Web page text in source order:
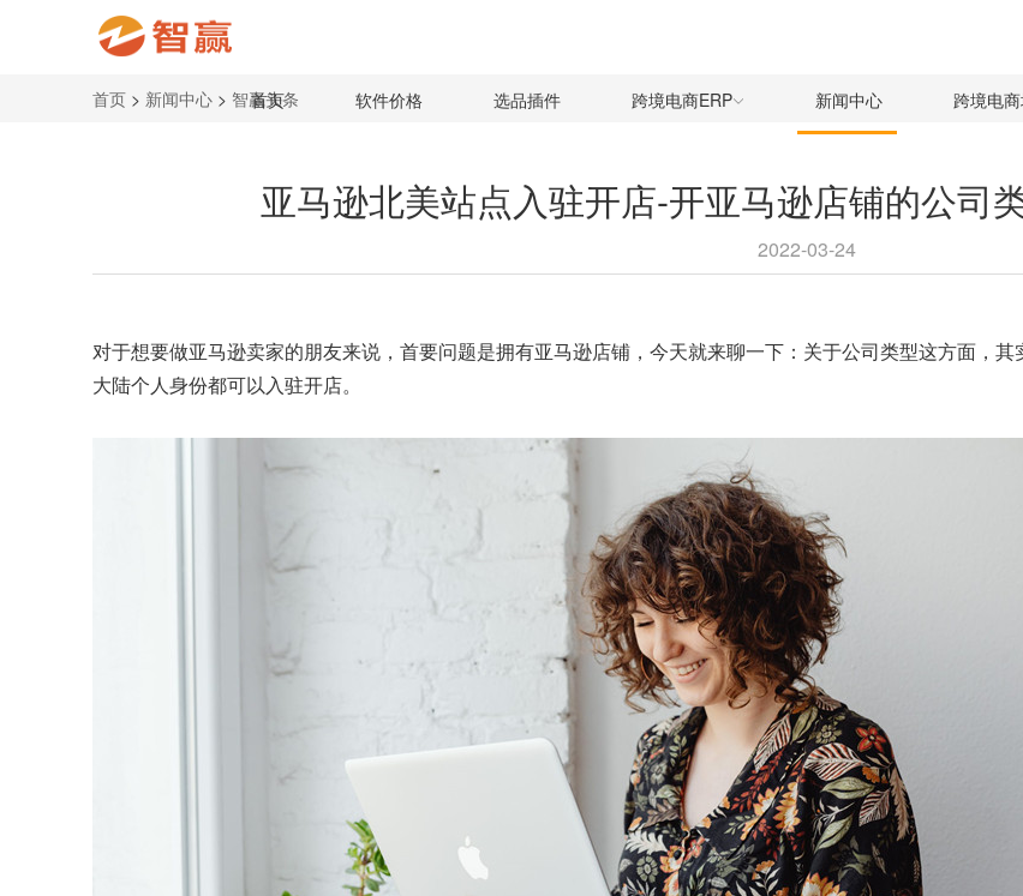
首页 软件价格 选品插件 跨境电商ERP 新闻中心 跨境电
首页 > 新闻中心 > 智赢头条
亚马逊北美站点入驻开店-开亚马逊店铺的公司
2022-03-24
对于想要做亚马逊卖家的朋友来说，首要问题是拥有亚马逊店铺 ，今天就来聊一下：关于公司类型这方面，
大陆个人身份都可以入驻开店。